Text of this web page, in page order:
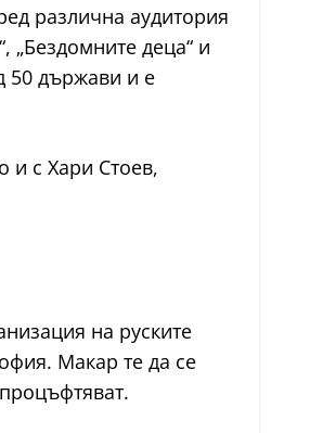
различна аудитория
„Бездомните деца“ и
50 държави и е
и с Хари Стоев,
на руските
Макар те да се